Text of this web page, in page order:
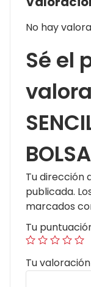
No hay
Sé el
Tu dirección
publicada.
marcados
Tu
Tu valoración